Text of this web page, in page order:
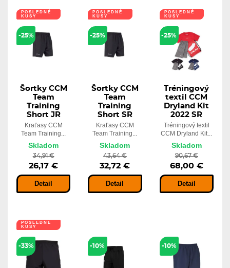
POSLEDNÉ
KUSY
-25%
Šortky CCM
Team
Training
Short JR
Kraťasy CCM
Team Training...
Skladom
34,91 €
26,17 €
Detail
POSLEDNÉ
KUSY
-25%
Šortky CCM
Team
Training
Short SR
Kraťasy CCM
Team Training...
Skladom
43,64 €
32,72 €
Detail
POSLEDNÉ
KUSY
-25%
Tréningový
textil CCM
Dryland Kit
2022 SR
Tréningový textil
CCM Dryland Kit...
Skladom
90,67 €
68,00 €
Detail
POSLEDNÉ
KUSY
-33% -10% -10%